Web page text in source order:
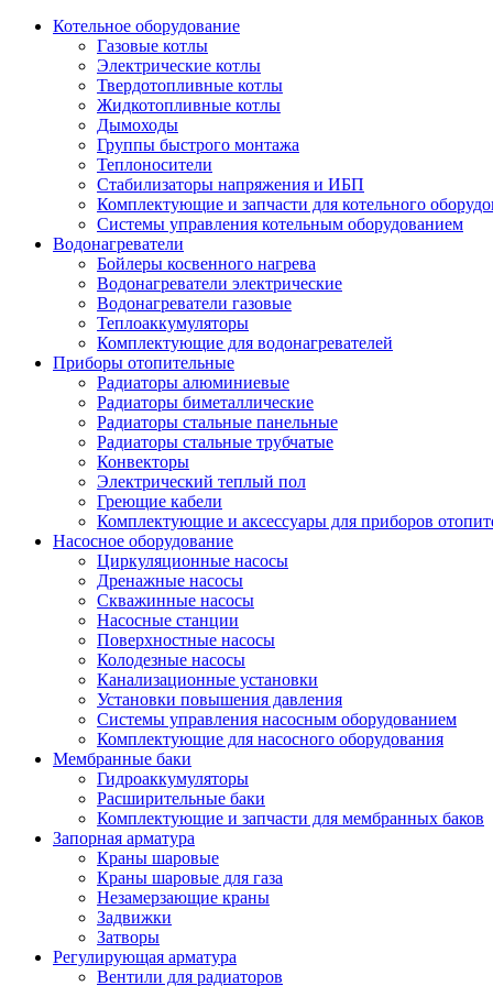
Котельное оборудование
Газовые котлы
Электрические котлы
Твердотопливные котлы
Жидкотопливные котлы
Дымоходы
Группы быстрого монтажа
Теплоносители
Стабилизаторы напряжения и ИБП
Комплектующие и запчасти для котельного
Системы управления котельным оборудованием
Водонагреватели
Бойлеры косвенного нагрева
Водонагреватели электрические
Водонагреватели газовые
Теплоаккумуляторы
Комплектующие для водонагревателей
Приборы отопительные
Радиаторы алюминиевые
Радиаторы биметаллические
Радиаторы стальные панельные
Радиаторы стальные трубчатые
Конвекторы
Электрический теплый пол
Греющие кабели
Комплектующие и аксессуары для приборов
Насосное оборудование
Циркуляционные насосы
Дренажные насосы
Скважинные насосы
Насосные станции
Поверхностные насосы
Колодезные насосы
Канализационные установки
Установки повышения давления
Системы управления насосным оборудованием
Комплектующие для насосного оборудования
Мембранные баки
Гидроаккумуляторы
Расширительные баки
Комплектующие и запчасти для мембранных баков
Запорная арматура
Краны шаровые
Краны шаровые для газа
Незамерзающие краны
Задвижки
Затворы
Регулирующая арматура
Вентили для радиаторов